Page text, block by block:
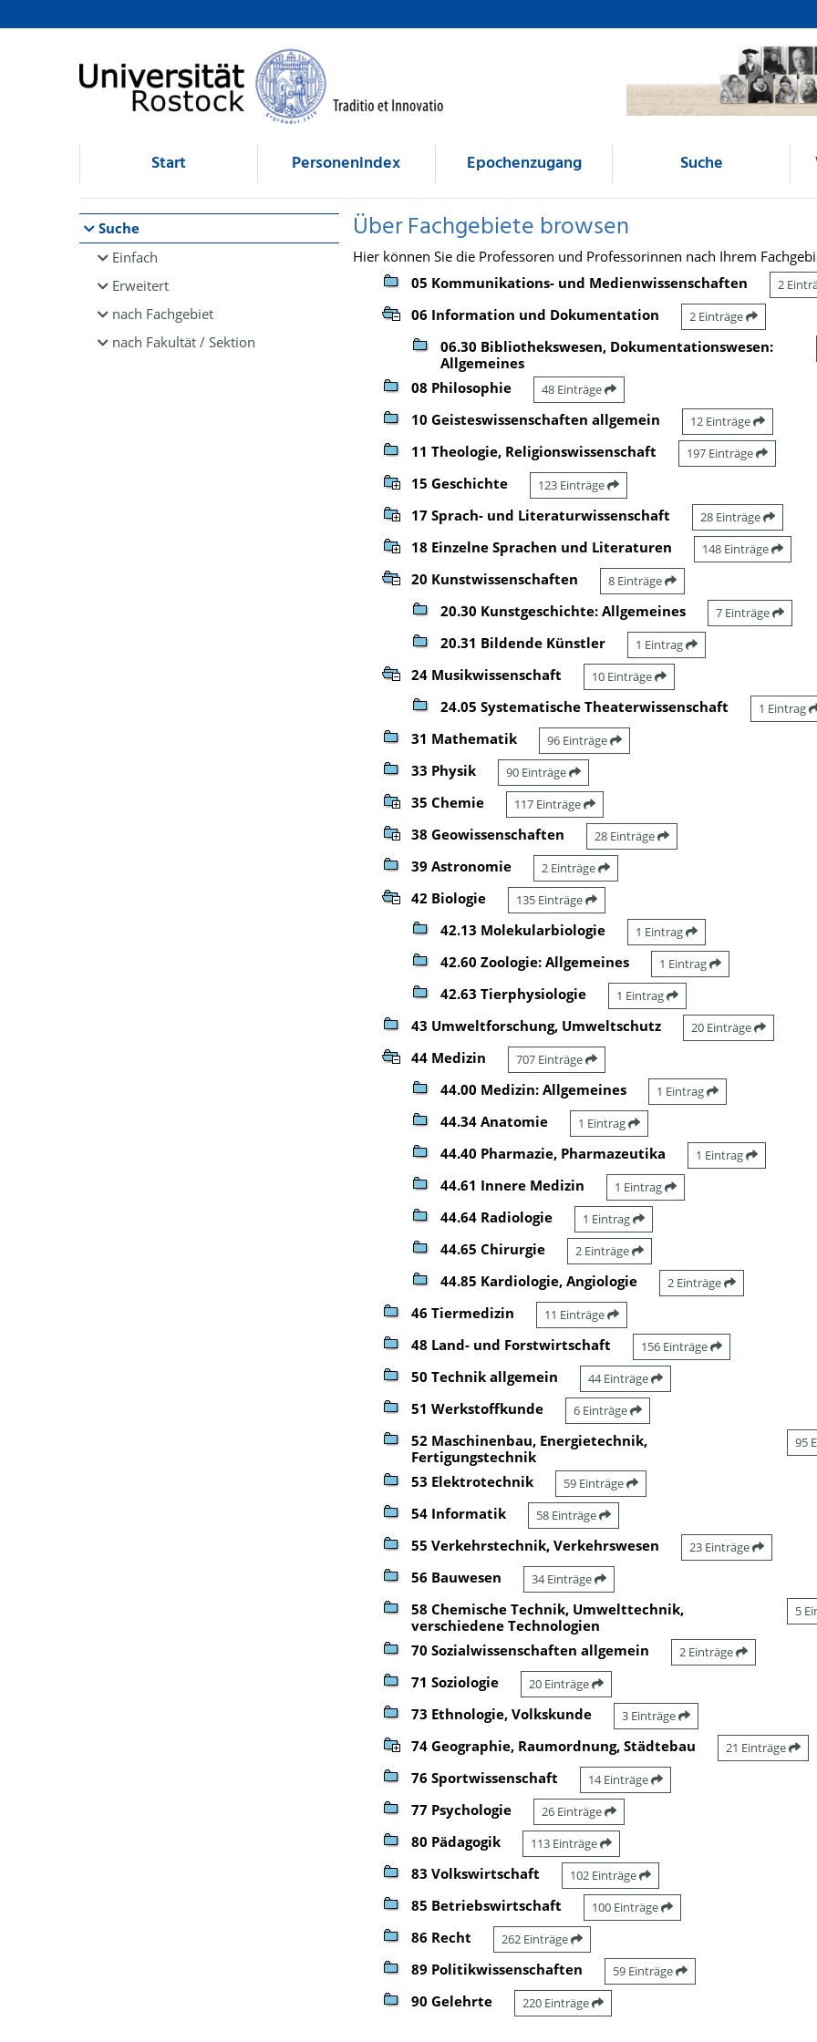
Browsen
direkt zum Inhalt
Start Personenindex Epochenzugang Suche
Suche
Einfach
Erweitert
nach Fachgebiet
nach Fakultät / Sektion
Über Fachgebiete browsen
Hier können Sie die Professoren und Professorinnen nach Ihrem
05 Kommunikations- und Medienwissenschaften
2
06 Information und Dokumentation 2 Einträge
06.30 Bibliothekswesen, Dokumentationswesen:
Allgemeines
08 Philosophie 48 Einträge
10 Geisteswissenschaften allgemein 12 Einträge
11 Theologie, Religionswissenschaft 197 Einträge
15 Geschichte 123 Einträge
17 Sprach- und Literaturwissenschaft 28 Einträge
18 Einzelne Sprachen und Literaturen 148 Einträge
20 Kunstwissenschaften 8 Einträge
20.30 Kunstgeschichte: Allgemeines 7 Einträge
20.31 Bildende Künstler 1 Eintrag
24 Musikwissenschaft 10 Einträge
24.05 Systematische Theaterwissenschaft 1 Eintrag
31 Mathematik 96 Einträge
33 Physik 90 Einträge
35 Chemie 117 Einträge
38 Geowissenschaften 28 Einträge
39 Astronomie 2 Einträge
42 Biologie 135 Einträge
42.13 Molekularbiologie 1 Eintrag
42.60 Zoologie: Allgemeines 1 Eintrag
42.63 Tierphysiologie 1 Eintrag
43 Umweltforschung, Umweltschutz 20 Einträge
44 Medizin 707 Einträge
44.00 Medizin: Allgemeines 1 Eintrag
44.34 Anatomie 1 Eintrag
44.40 Pharmazie, Pharmazeutika 1 Eintrag
44.61 Innere Medizin 1 Eintrag
44.64 Radiologie 1 Eintrag
44.65 Chirurgie 2 Einträge
44.85 Kardiologie, Angiologie 2 Einträge
46 Tiermedizin 11 Einträge
48 Land- und Forstwirtschaft 156 Einträge
50 Technik allgemein 44 Einträge
51 Werkstoffkunde 6 Einträge
52 Maschinenbau, Energietechnik,
Fertigungstechnik
95
53 Elektrotechnik 59 Einträge
54 Informatik 58 Einträge
55 Verkehrstechnik, Verkehrswesen 23 Einträge
56 Bauwesen 34 Einträge
58 Chemische Technik, Umwelttechnik,
verschiedene Technologien
5
70 Sozialwissenschaften allgemein 2 Einträge
71 Soziologie 20 Einträge
73 Ethnologie, Volkskunde 3 Einträge
74 Geographie, Raumordnung, Städtebau 21 Einträge
76 Sportwissenschaft 14 Einträge
77 Psychologie 26 Einträge
80 Pädagogik 113 Einträge
83 Volkswirtschaft 102 Einträge
85 Betriebswirtschaft 100 Einträge
86 Recht 262 Einträge
89 Politikwissenschaften 59 Einträge
90 Gelehrte 220 Einträge